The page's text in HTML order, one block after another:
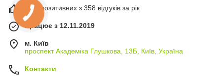
99% позитивних з 358 відгуків за рік
Працює з 12.11.2019
м. Київ
проспект Академіка Глушкова, 13Б, Київ, Україна
Контакти